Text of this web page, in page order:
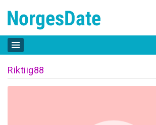
Riktiig88